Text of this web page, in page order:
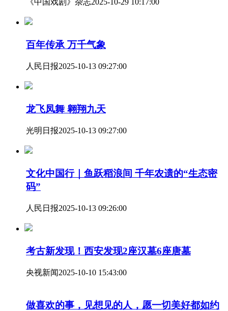
百年传承 万千气象
人民日报2025-10-13 09:27:00
龙飞凤舞 翱翔九天
光明日报2025-10-13 09:27:00
文化中国行｜鱼跃稻浪间 千年农遗的“生态密
码”
人民日报2025-10-13 09:26:00
考古新发现！西安发现2座汉墓6座唐墓
央视新闻2025-10-10 15:43:00
做喜欢的事，见想见的人，愿一切美好都如约